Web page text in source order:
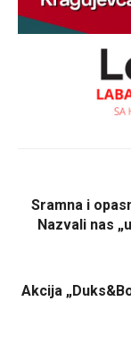
Sramna i
Nazvali nas
Akcija